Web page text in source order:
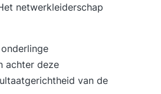
netwerkleiderschap
achter deze
van de